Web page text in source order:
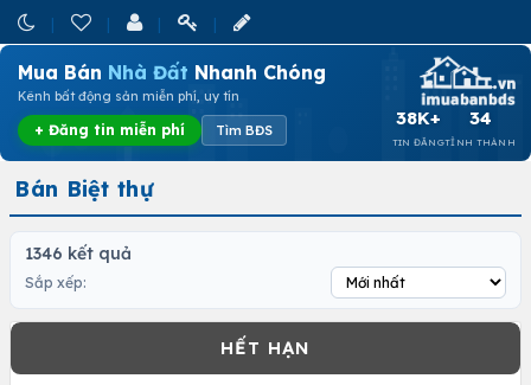
Mua Bán Nhà Đất Nhanh Chóng
Kênh bất động sản miễn phí, uy tín
+ Đăng tin miễn phí Tìm BĐS
38K+
TIN ĐĂNG
34
TỈNH THÀNH
Bán Biệt thự
1346 kết quả
Sắp xếp: